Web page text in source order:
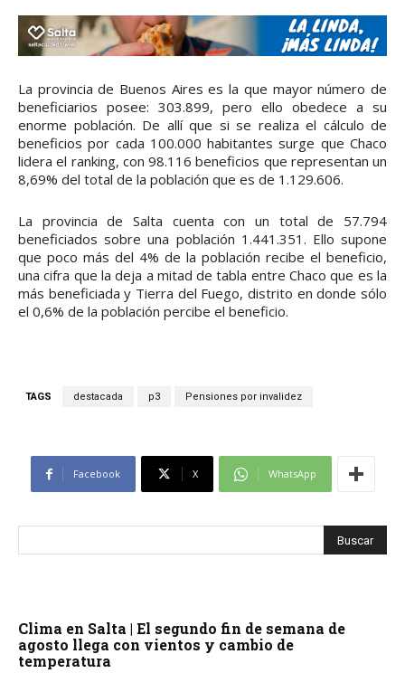
La provincia de Buenos Aires es la que mayor número de
beneficiarios posee: 303.899, pero ello obedece a su
enorme población. De allí que si se realiza el cálculo de
beneficios por cada 100.000 habitantes surge que Chaco
lidera el ranking, con 98.116 beneficios que representan un
8,69% del total de la población que es de 1.129.606.
La provincia de Salta cuenta con un total de 57.794
beneficiados sobre una población 1.441.351. Ello supone
que poco más del 4% de la población recibe el beneficio,
una cifra que la deja a mitad de tabla entre Chaco que es la
más beneficiada y Tierra del Fuego, distrito en donde sólo
el 0,6% de la población percibe el beneficio.
TAGS destacada p3 Pensiones por invalidez
Facebook X WhatsApp
Clima en Salta | El segundo fin de semana de
agosto llega con vientos y cambio de
temperatura